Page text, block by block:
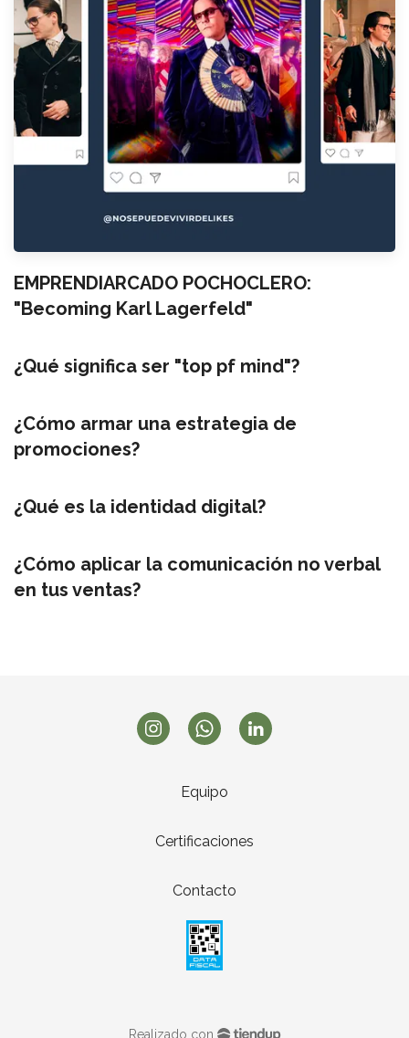
EMPRENDIARCADO POCHOCLERO:
"Becoming Karl Lagerfeld"
¿Qué significa ser "top pf mind"?
¿Cómo armar una estrategia de
promociones?
¿Qué es la identidad digital?
¿Cómo aplicar la comunicación no verbal
en tus ventas?
Equipo
Certificaciones
Contacto
Realizado con